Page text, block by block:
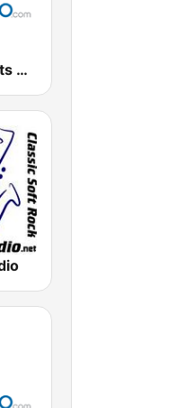
90's Hits - Hits Radio